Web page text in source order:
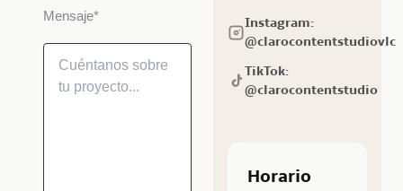
Mensaje*
Instagram:
@clarocontentstudiovlc
TikTok:
@clarocontentstudio
Horario